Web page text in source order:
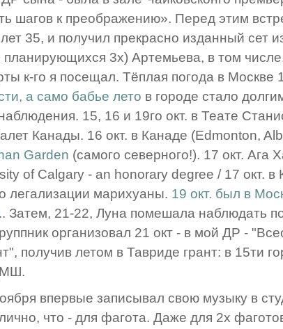
шагов к преображению». Перед этим
35, и получил прекрасно изданный сет
планирующихся 3х) Артемьева, в том
к-го я посещал. Тёплая погода в Москве
а само бабье лето в городе стало
15, 16 и 19го окт. в Теате
Канады. 16 окт. в Канаде (Edmonton,
Garden (самого северного!). 17 окт. Ага
of Calgary - an honorary degree / 17 окт. в
легализации марихуаны. 19 окт. был в
Затем, 21-22, Луна помешала наблюдать
организовал 21 окт - в мой ДР -
получив летом в Тавриде грант: в 15ти
впервые записывал свою музыку в
что - для фагота. Даже для 2х